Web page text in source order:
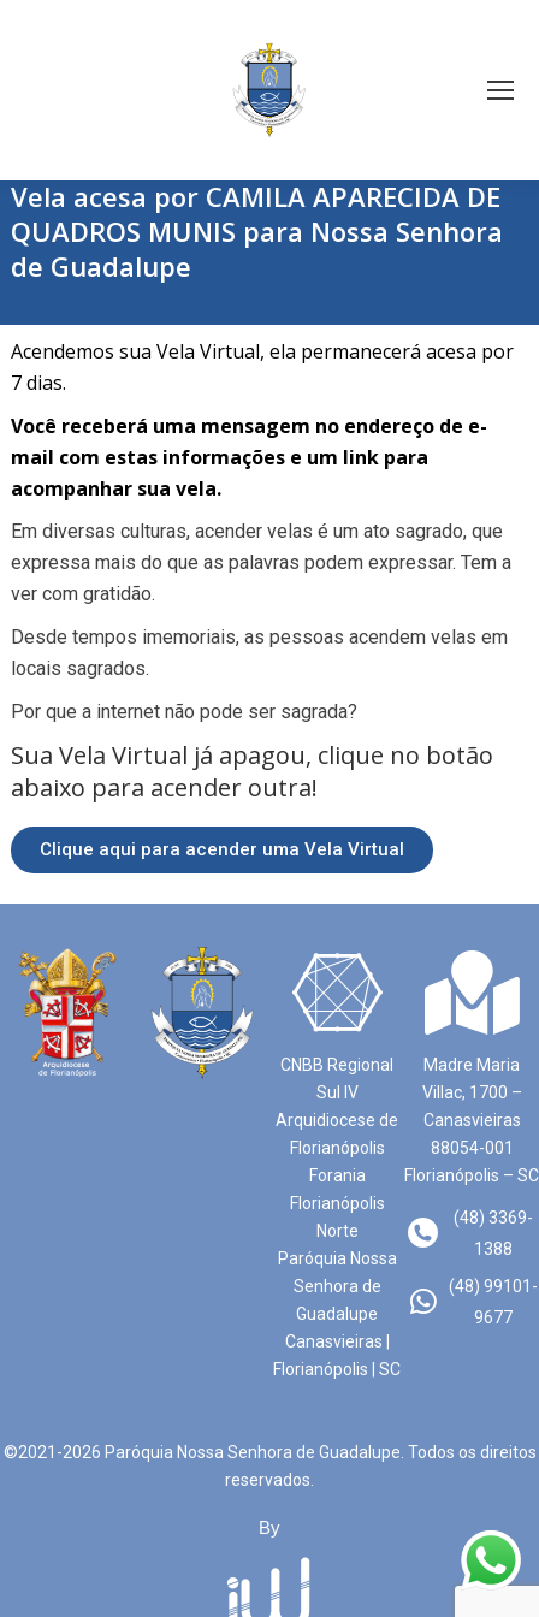
Vela acesa por CAMILA APARECIDA DE
QUADROS MUNIS para Nossa Senhora
de Guadalupe
Acendemos sua Vela Virtual, ela permanecerá acesa por
7 dias.
Você receberá uma mensagem no endereço de e-
mail com estas informações e um link para
acompanhar sua vela.
Em diversas culturas, acender velas é um ato sagrado, que
expressa mais do que as palavras podem expressar. Tem a
ver com gratidão.
Desde tempos imemoriais, as pessoas acendem velas em
locais sagrados.
Por que a internet não pode ser sagrada?
Sua Vela Virtual já apagou, clique no botão
abaixo para acender outra!
Clique aqui para acender uma Vela Virtual
CNBB Regional
Sul IV
Arquidiocese de
Florianópolis
Forania
Florianópolis
Norte
Paróquia Nossa
Senhora de
Guadalupe
Canasvieiras |
Florianópolis | SC
Madre Maria
Villac, 1700 –
Canasvieiras
88054-001
Florianópolis – SC
(48) 3369-
1388
(48) 99101-
9677
©2021-2026 Paróquia Nossa Senhora de Guadalupe. Todos os direitos
reservados.
By